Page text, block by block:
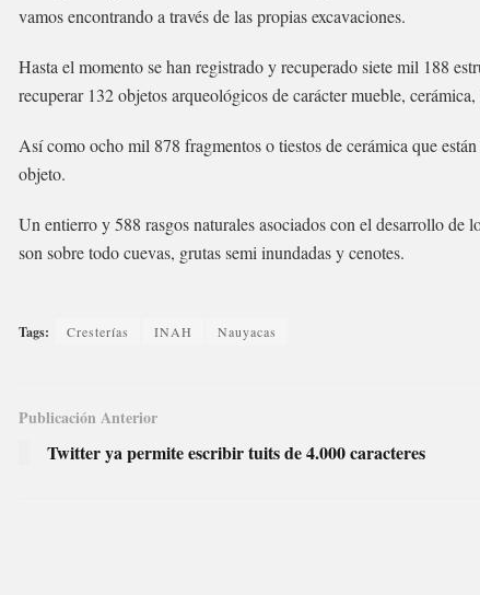
vamos encontrando a través de las propias excavaciones.
Hasta el momento se han registrado y recuperado siete mil 188
recuperar 132 objetos arqueológicos de carácter mueble,
Así como ocho mil 878 fragmentos o tiestos de cerámica que
objeto.
Un entierro y 588 rasgos naturales asociados con el desarrollo
son sobre todo cuevas, grutas semi inundadas y cenotes.
Tags: Cresterías INAH Nauyacas
Publicación Anterior
Twitter ya permite escribir tuits de 4.000 caracteres